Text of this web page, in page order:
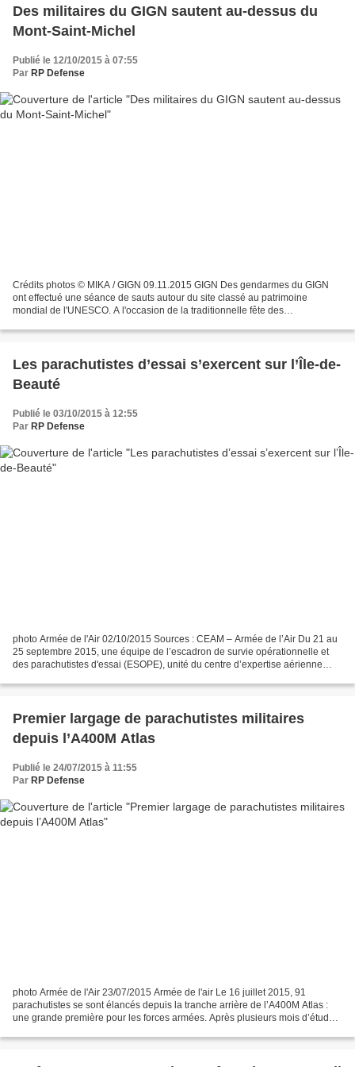
Des militaires du GIGN sautent au-dessus du
Mont-Saint-Michel
Publié le 12/10/2015 à 07:55
Par RP Defense
Crédits photos © MIKA / GIGN 09.11.2015 GIGN Des gendarmes du GIGN
ont effectué une séance de sauts autour du site classé au patrimoine
mondial de l'UNESCO. A l'occasion de la traditionnelle fête des
Les parachutistes d’essai s’exercent sur l’Île-de-
Beauté
Publié le 03/10/2015 à 12:55
Par RP Defense
photo Armée de l'Air 02/10/2015 Sources : CEAM – Armée de l’Air Du 21 au
25 septembre 2015, une équipe de l’escadron de survie opérationnelle et
des parachutistes d'essai (ESOPE), unité du centre d’expertise aérienne
Premier largage de parachutistes militaires
depuis l’A400M Atlas
Publié le 24/07/2015 à 11:55
Par RP Defense
photo Armée de l'Air 23/07/2015 Armée de l'air Le 16 juillet 2015, 91
parachutistes se sont élancés depuis la tranche arrière de l’A400M Atlas :
une grande première pour les forces armées. Après plusieurs mois d’études